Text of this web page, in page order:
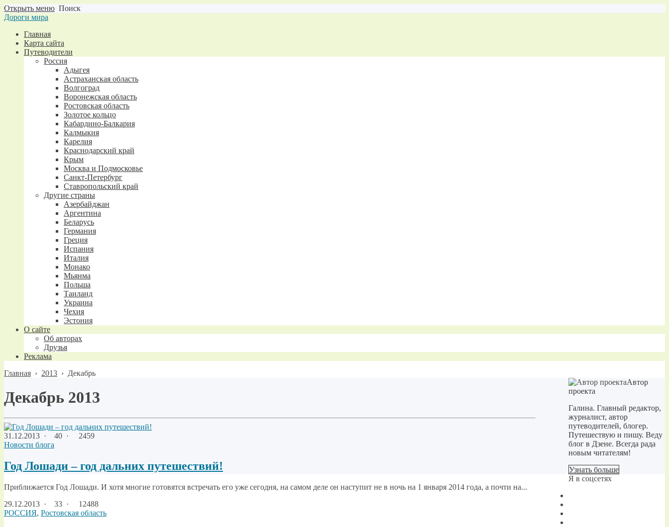
Открыть меню Поиск
Дороги мира
Главная
Карта сайта
Путеводители
Россия
Адыгея
Астраханская область
Волгоград
Воронежская область
Ростовская область
Золотое кольцо
Кабардино-Балкария
Калмыкия
Карелия
Краснодарский край
Крым
Москва и Подмосковье
Санкт-Петербург
Ставропольский край
Другие страны
Азербайджан
Аргентина
Беларусь
Германия
Греция
Испания
Италия
Монако
Мьянма
Польша
Таиланд
Украина
Чехия
Эстония
О сайте
Об авторах
Друзья
Реклама
Главная › 2013 › Декабрь
Декабрь 2013
31.12.2013 · 40 ·
2459
Новости блога
Год Лошади – год дальних путешествий!
Приближается Год Лошади. И хотя многие готовятся встречать его уже сегодня, на самом деле он наступит не в ночь на 1 января 2014 года, а почти на...
29.12.2013 · 33 ·
12488
РОССИЯ, Ростовская область
Автор
проекта
Галина. Главный редактор,
журналист, автор
путеводителей, блогер.
Путешествую и пишу. Веду
блог в Дзене. Всегда рада
новым читателям!
Узнать больше
Я в соцсетях